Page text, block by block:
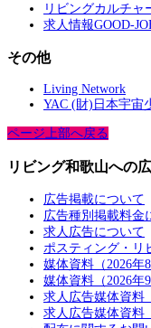
リビングカルチャ
求人情報GOOD-
その他
Living Network
YAC (財)日本宇宙
ページ上部へ戻る
リビング和歌山への
広告掲載について
広告種別掲載料金
求人広告について
ポスティング・リ
媒体資料（2026年
媒体資料（2026年
求人広告媒体資料
求人広告媒体資料